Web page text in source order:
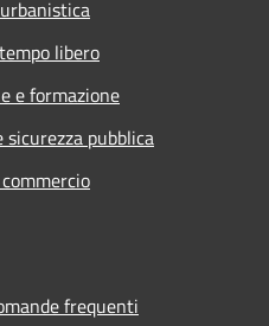
libero
e formazione
sicurezza pubblica
frequenti